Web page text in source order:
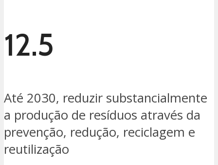
12.5
Até 2030, reduzir substancialmente
a produção de resíduos através da
prevenção, redução, reciclagem e
reutilização